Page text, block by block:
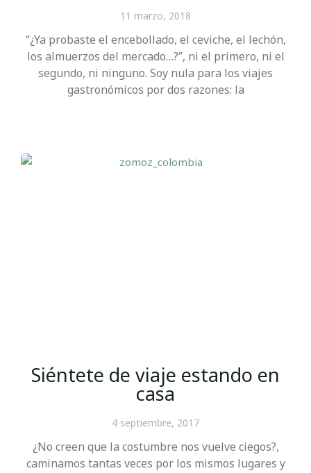
11 marzo, 2018
“¿Ya probaste el encebollado, el ceviche, el lechón,
los almuerzos del mercado…?”, ni el primero, ni el
segundo, ni ninguno. Soy nula para los viajes
gastronómicos por dos razones: la
Siéntete de viaje estando en
casa
4 septiembre, 2017
¿No creen que la costumbre nos vuelve ciegos?,
caminamos tantas veces por los mismos lugares y